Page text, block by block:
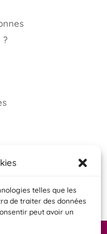
telles que les
de traiter des données
peut avoir un
?